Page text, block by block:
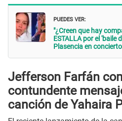
PUEDES VER:
"¿Creen que hay
ESTALLA por el 'baile
Plasencia en
Jefferson Farfán
contundente
canción de Yahaira